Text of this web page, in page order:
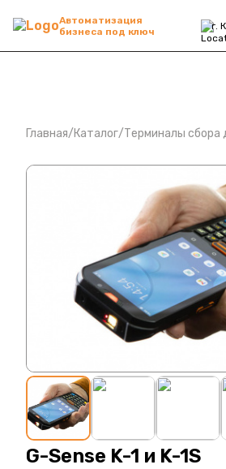
Автоматизация
бизнеса под ключ
г.
Главная/Каталог/Терминалы сбора
: ?>
G-Sense K-1 и K-1S